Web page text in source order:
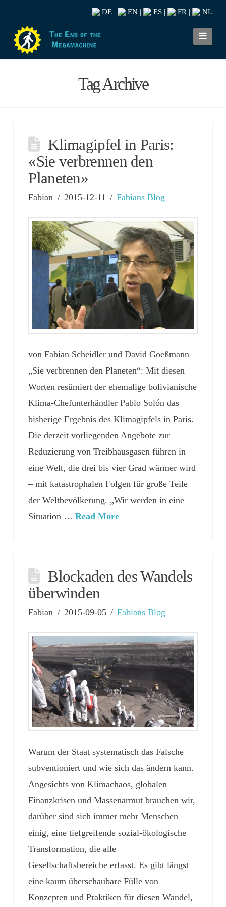
DE EN ES FR NL
Tag Archive
Klimagipfel in Paris:
«Sie verbrennen den
Planeten»
Fabian 2015-12-11 Fabians Blog
von Fabian Scheidler und David Goeßmann
„Sie verbrennen den Planeten“: Mit diesen
Worten resümiert der ehemalige bolivianische
Klima-Chefunterhändler Pablo Solón das
bisherige Ergebnis des Klimagipfels in Paris.
Die derzeit vorliegenden Angebote zur
Reduzierung von Treibhausgasen führen in
eine Welt, die drei bis vier Grad wärmer wird
– mit katastrophalen Folgen für große Teile
der Weltbevölkerung. „Wir werden in eine
Situation …Read More
Blockaden des Wandels
überwinden
Fabian 2015-09-05 Fabians Blog
Warum der Staat systematisch das Falsche
subventioniert und wie sich das ändern kann.
Angesichts von Klimachaos, globalen
Finanzkrisen und Massenarmut brauchen wir,
darüber sind sich immer mehr Menschen
einig, eine tiefgreifende sozial-ökologische
Transformation, die alle
Gesellschaftsbereiche erfasst. Es gibt längst
eine kaum überschaubare Fülle von
Konzepten und Praktiken für diesen Wandel,